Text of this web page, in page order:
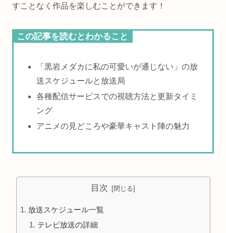
すことなく作品を楽しむことができます！
この記事を読むとわかること
「黒岩メダカに私の可愛いが通じない」の放
送スケジュールと放送局
各種配信サービスでの視聴方法と更新タイミ
ング
アニメの見どころや豪華キャスト陣の魅力
目次
放送スケジュール一覧
テレビ放送の詳細